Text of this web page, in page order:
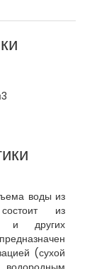
воды из
из
и других
(сухой